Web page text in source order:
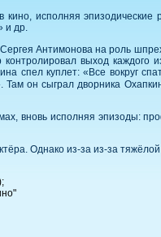
исполняя
и др.
Антимонова на роль
выход каждого
спел куплет: «Все вокруг
Там он сыграл дворника
вновь исполняя эпизоды:
Однако из-за из-за